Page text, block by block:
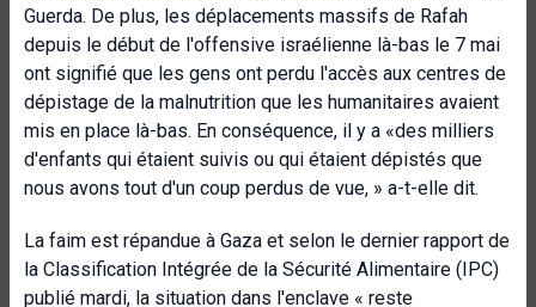
Guerda. De plus, les déplacements massifs de Rafah
depuis le début de l'offensive israélienne là-bas le 7 mai
ont signifié que les gens ont perdu l'accès aux centres de
dépistage de la malnutrition que les humanitaires avaient
mis en place là-bas. En conséquence, il y a «des milliers
d'enfants qui étaient suivis ou qui étaient dépistés que
nous avons tout d'un coup perdus de vue, » a-t-elle dit.
La faim est répandue à Gaza et selon le dernier rapport de
la Classification Intégrée de la Sécurité Alimentaire (IPC)
publié mardi, la situation dans l'enclave « reste